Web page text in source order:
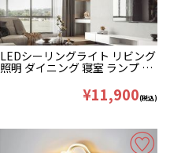
LEDシーリングライト リビング
照明 ダイニング 寝室 ランプ 幾
¥11,900(税込)